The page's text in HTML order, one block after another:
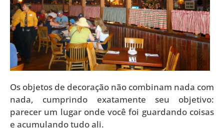
Os objetos de decoração não combinam nada com
nada, cumprindo exatamente seu objetivo:
parecer um lugar onde você foi guardando coisas
e acumulando tudo ali.